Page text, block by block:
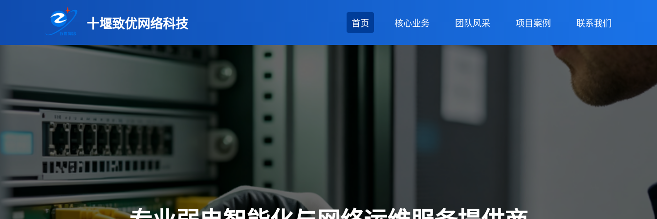
十堰致优网络科技 首页 核心业务 团队风采 项目案例 联系我们